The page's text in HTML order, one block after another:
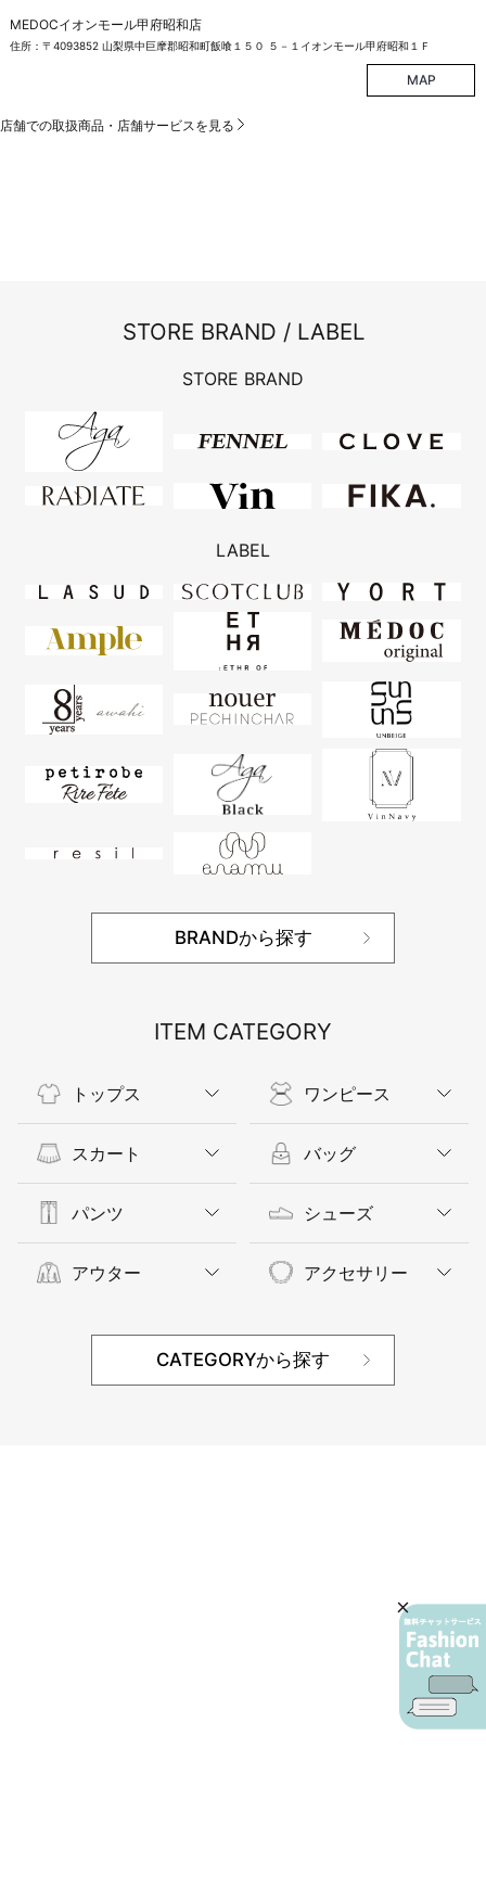
MEDOCイオンモール甲府昭和店
住所：〒4093852 山梨県中巨摩郡昭和町飯喰１５０ ５－１イオンモール甲府昭和１Ｆ
MAP
店舗での取扱商品・店舗サービスを見る
STORE BRAND / LABEL
STORE BRAND
LABEL
BRANDから探す
ITEM CATEGORY
トップス
スカート
パンツ
アウター
ワンピース
バッグ
シューズ
アクセサリー
CATEGORYから探す